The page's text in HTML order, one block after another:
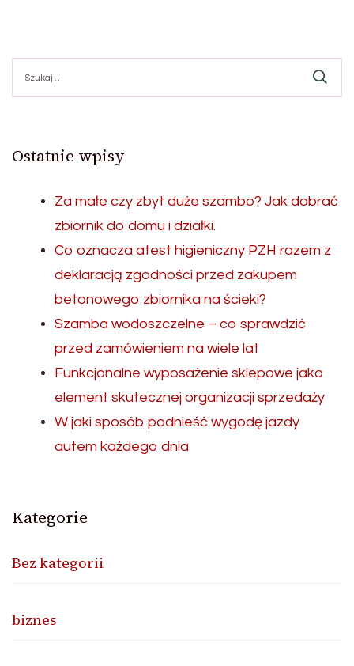
Ostatnie wpisy
Za małe czy zbyt duże szambo? Jak dobrać
zbiornik do domu i działki.
Co oznacza atest higieniczny PZH razem z
deklaracją zgodności przed zakupem
betonowego zbiornika na ścieki?
Szamba wodoszczelne – co sprawdzić
przed zamówieniem na wiele lat
Funkcjonalne wyposażenie sklepowe jako
element skutecznej organizacji sprzedaży
W jaki sposób podnieść wygodę jazdy
autem każdego dnia
Kategorie
Bez kategorii
biznes